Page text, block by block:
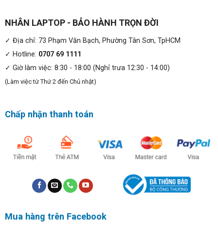
2GB. Nhờ sức mạnh đồ họa ấn tượng,
ThinkBook 15 G2 ITLcó thể chỉnh sửa ảnh, biên tập
video hay chạy các ứng dụng đồ họa 3D chuyên nghiệp,
cho bạn làm được nhiều việc hơn trên chiếc laptop di
động.
Thiết kế sang trọng và chuyên nghiệp:
NHÂN LAPTOP - BẢO HÀNH TRỌN ĐỜI
✓ Địa chỉ: 73 Phạm Văn Bạch, Phường Tân Sơn, TpHCM
✓ Hotline: 0707 69 1111
✓ Giờ làm việc: 8:30 - 18:00 (Nghỉ trưa 12:30 - 14:00)
(Làm việc từ Thứ 2 đến Chủ nhật)
Chấp nhận thanh toán
Mua hàng trên Facebook